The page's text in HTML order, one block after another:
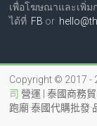
เพื่อโฆษณาและเพิ่ม
ได้ที่ FB or
Copyright © 2017 -
司 營運 | 泰國商務
跑廟·泰國代購批發·